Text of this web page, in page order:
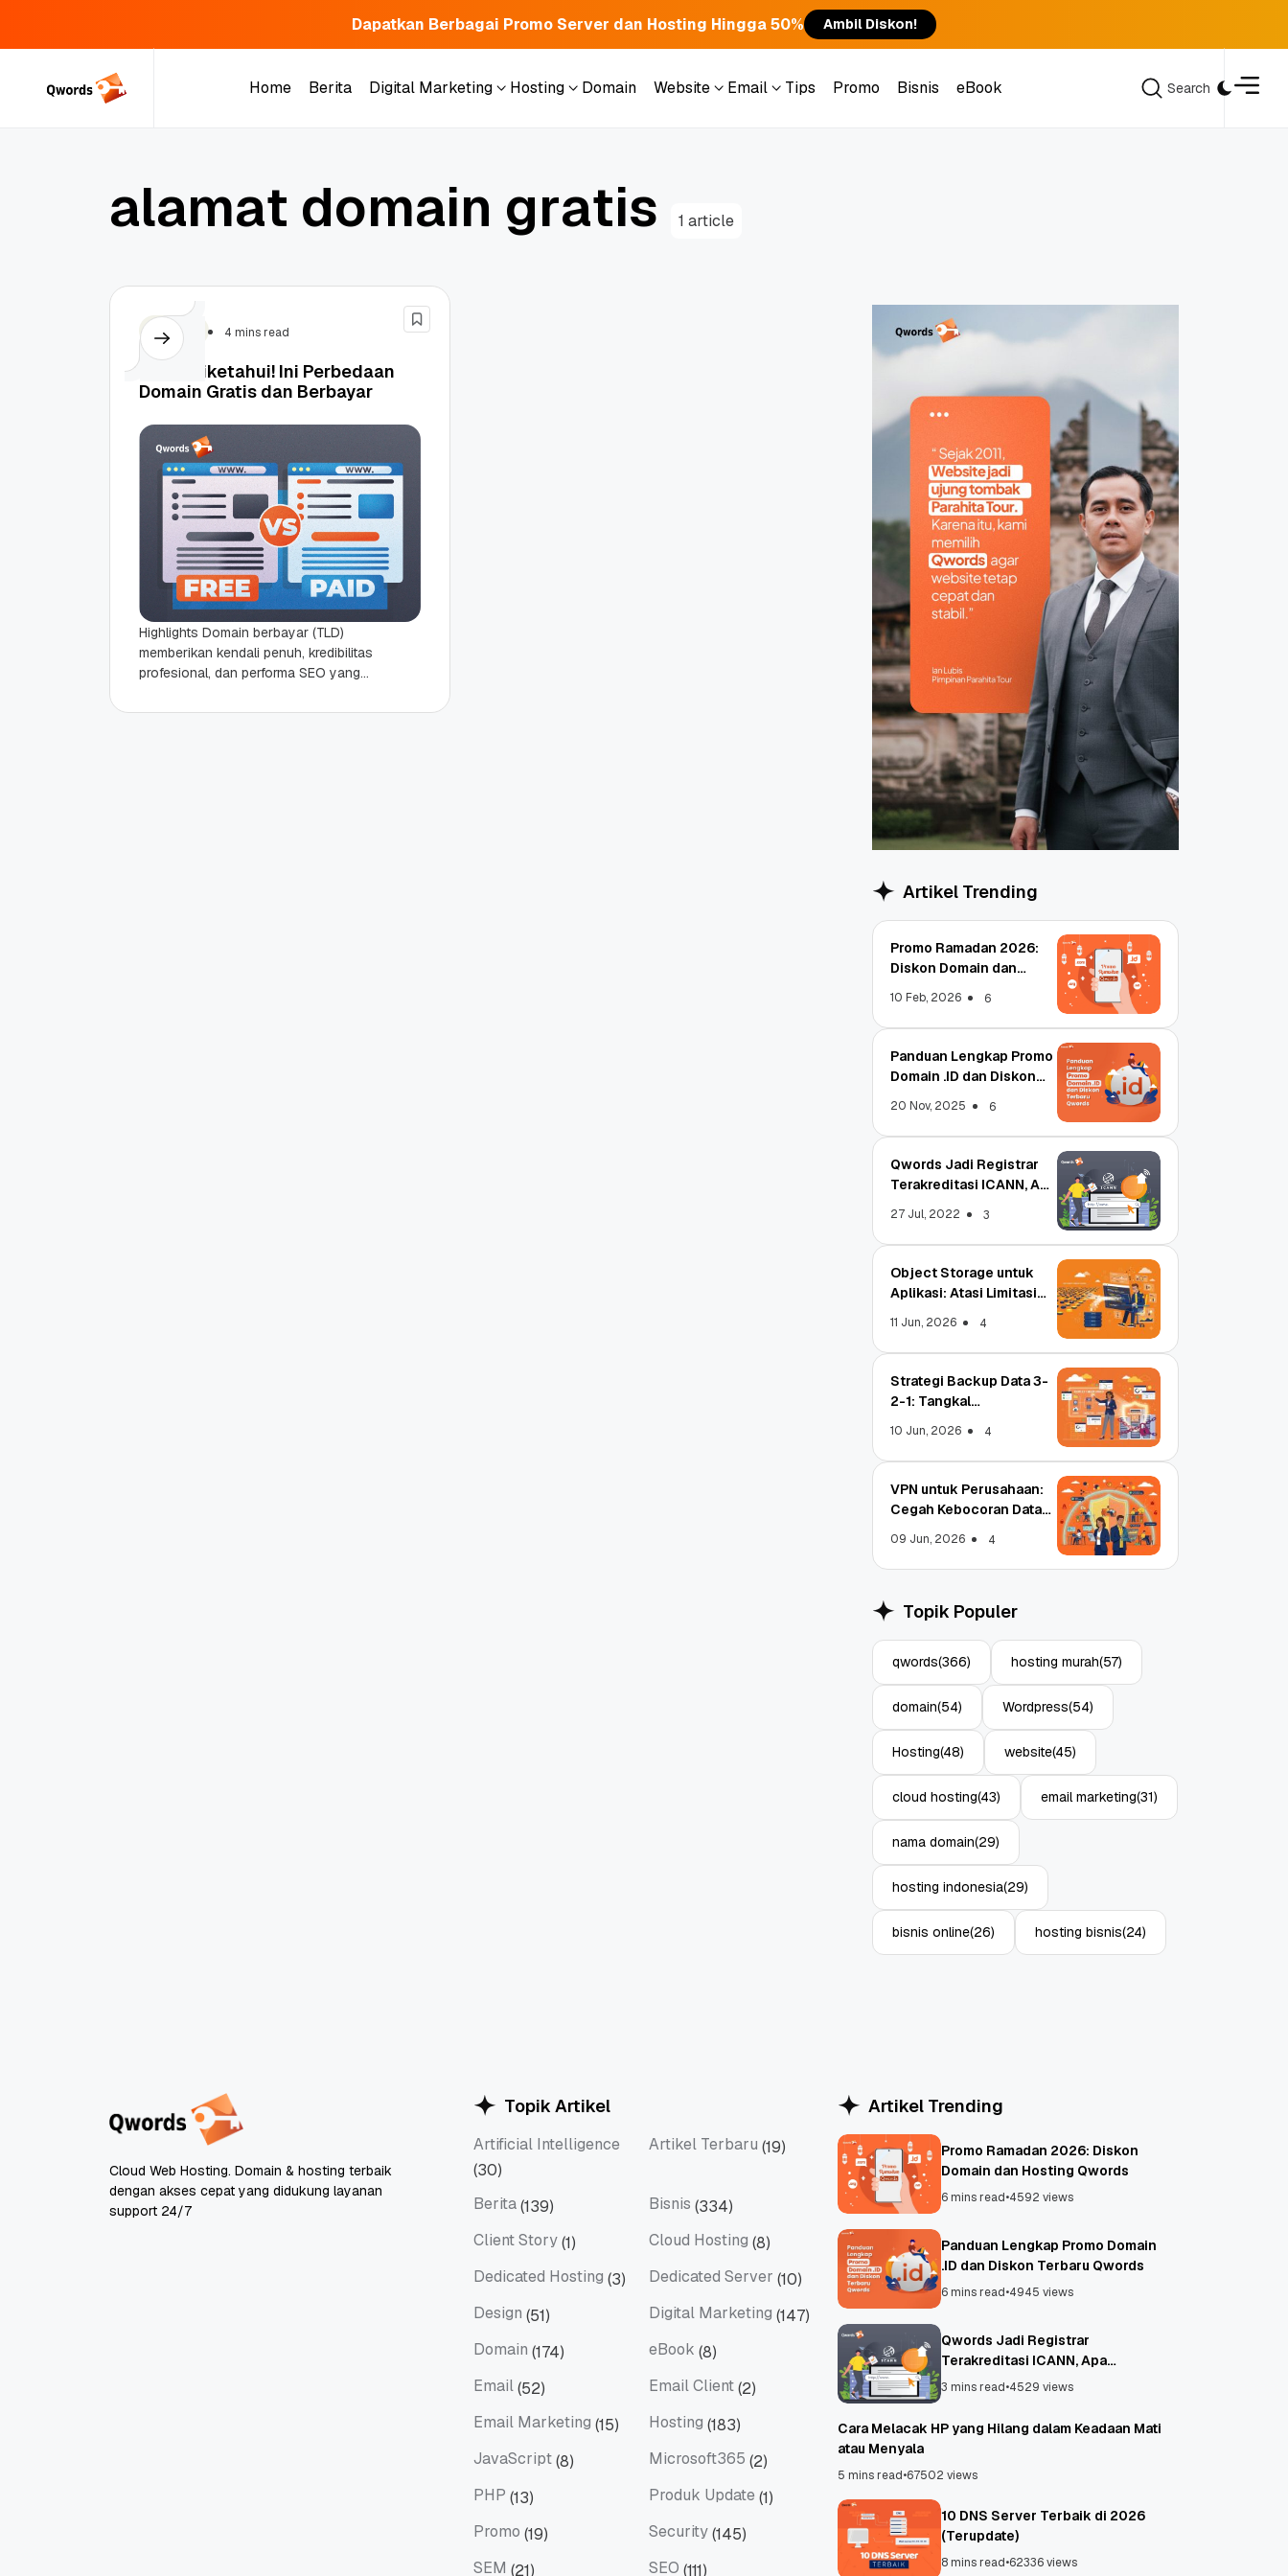
Dapatkan Berbagai Promo Server dan Hosting Hingga 50% Ambil Diskon!
Home
Berita
Digital Marketing
Hosting
Domain
Website
Email
Tips
Promo
Bisnis
eBook
Search
Aplikasi: Atasi Limitasi
11 Jun, 2026 4
alamat domain gratis 1 article
Domain 4 mins read
Wajib Diketahui! Ini Perbedaan
Domain Gratis dan Berbayar
Highlights Domain berbayar (TLD)
memberikan kendali penuh, kredibilitas
profesional, dan performa SEO yang
gratis. Domain gratis seringkali
Artikel Trending
Promo Ramadan 2026:
Diskon Domain dan
10 Feb, 2026 6
Panduan Lengkap Promo
Domain .ID dan Diskon
20 Nov, 2025 6
Qwords Jadi Registrar
Terakreditasi ICANN, Apa
27 Jul, 2022 3
Object Storage untuk
Aplikasi: Atasi Limitasi
11 Jun, 2026 4
Strategi Backup Data 3-
2-1: Tangkal
10 Jun, 2026 4
VPN untuk Perusahaan:
Cegah Kebocoran Data
09 Jun, 2026 4
Topik Populer
qwords(366) hosting murah(57)
domain(54) Wordpress(54)
Hosting(48) website(45)
cloud hosting(43) email marketing(31)
nama domain(29)
hosting indonesia(29)
bisnis online(26) hosting bisnis(24)
Cloud Web Hosting. Domain & hosting terbaik
dengan akses cepat yang didukung layanan
support 24/7
Topik Artikel
Artificial Intelligence
Artificial Intelligence
(30)
Artikel Terbaru (19)
Berita(139) Bisnis (334)
Client Story(1) Cloud Hosting (8)
Dedicated Hosting (3) Dedicated Server (10)
Design (51) Digital Marketing (147)
Domain (174) eBook (8)
Email(52) Email Client(2)
Email Marketing (15) Hosting (183)
JavaScript(8) Microsoft365 (2)
PHP (13) Produk Update (1)
Promo (19) Security(145)
SEM (21) SEO (111)
Artikel Trending
Promo Ramadan 2026: Diskon
Domain dan Hosting Qwords
6 mins read•4592 views
Panduan Lengkap Promo Domain
.ID dan Diskon Terbaru Qwords
6 mins read•4945 views
Qwords Jadi Registrar
Terakreditasi ICANN, Apa
Untungnya?
3 mins read•4529 views
Cara Melacak HP yang Hilang dalam Keadaan Mati
atau Menyala
5 mins read•67502 views
10 DNS Server Terbaik di 2026
(Terupdate)
8 mins read•62336 views